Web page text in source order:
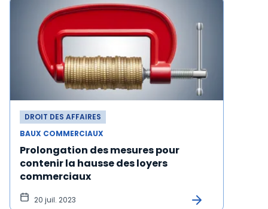
DROIT DES AFFAIRES
BAUX COMMERCIAUX
Prolongation des mesures pour
contenir la hausse des loyers
commerciaux
20 juil. 2023